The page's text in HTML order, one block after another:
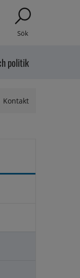
Sök
politik
Kontakt